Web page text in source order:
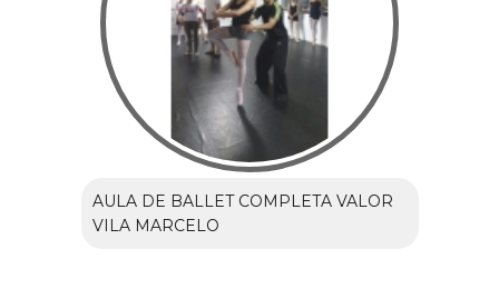
AULA DE BALLET COMPLETA VALOR
VILA MARCELO